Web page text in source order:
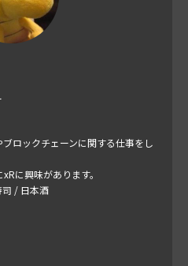
ロックチェーンに関する仕事をし
に興味があります。
/ 日本酒